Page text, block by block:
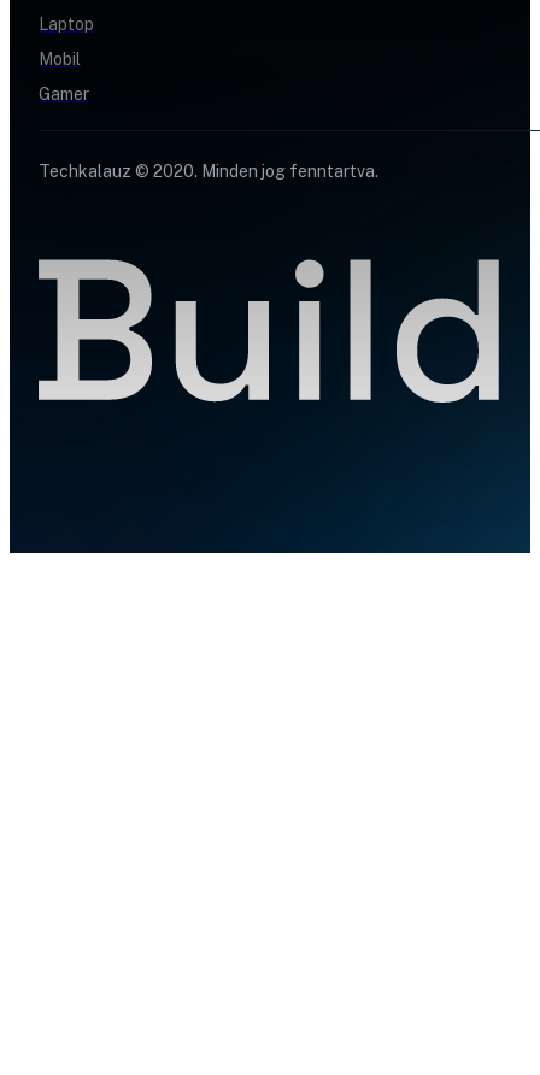
Laptop
Mobil
Gamer
Techkalauz © 2020. Minden jog fenntartva.